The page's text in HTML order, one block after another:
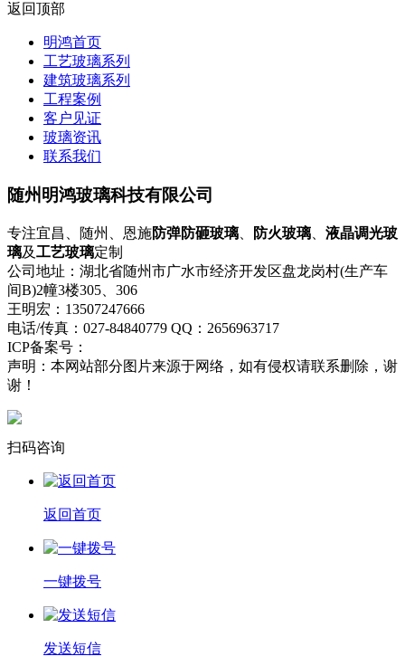
返回顶部
明鸿首页
工艺玻璃系列
建筑玻璃系列
工程案例
客户见证
玻璃资讯
联系我们
随州明鸿玻璃科技有限公司
专注宜昌、随州、恩施防弹防砸玻璃 防火玻璃
液晶调光玻
璃及工艺玻璃定制
公司地址：湖北省随州市广水市经济开发区盘龙岗村(生产车
间B)2幢3楼305、306
王明宏：13507247666
电话/传真：027-84840779 QQ：2656963717
ICP备案号：
声明：本网站部分图片来源于网络，如有侵权请联系删除，谢
谢！
扫码咨询
返回首页
一键拨号
发送短信